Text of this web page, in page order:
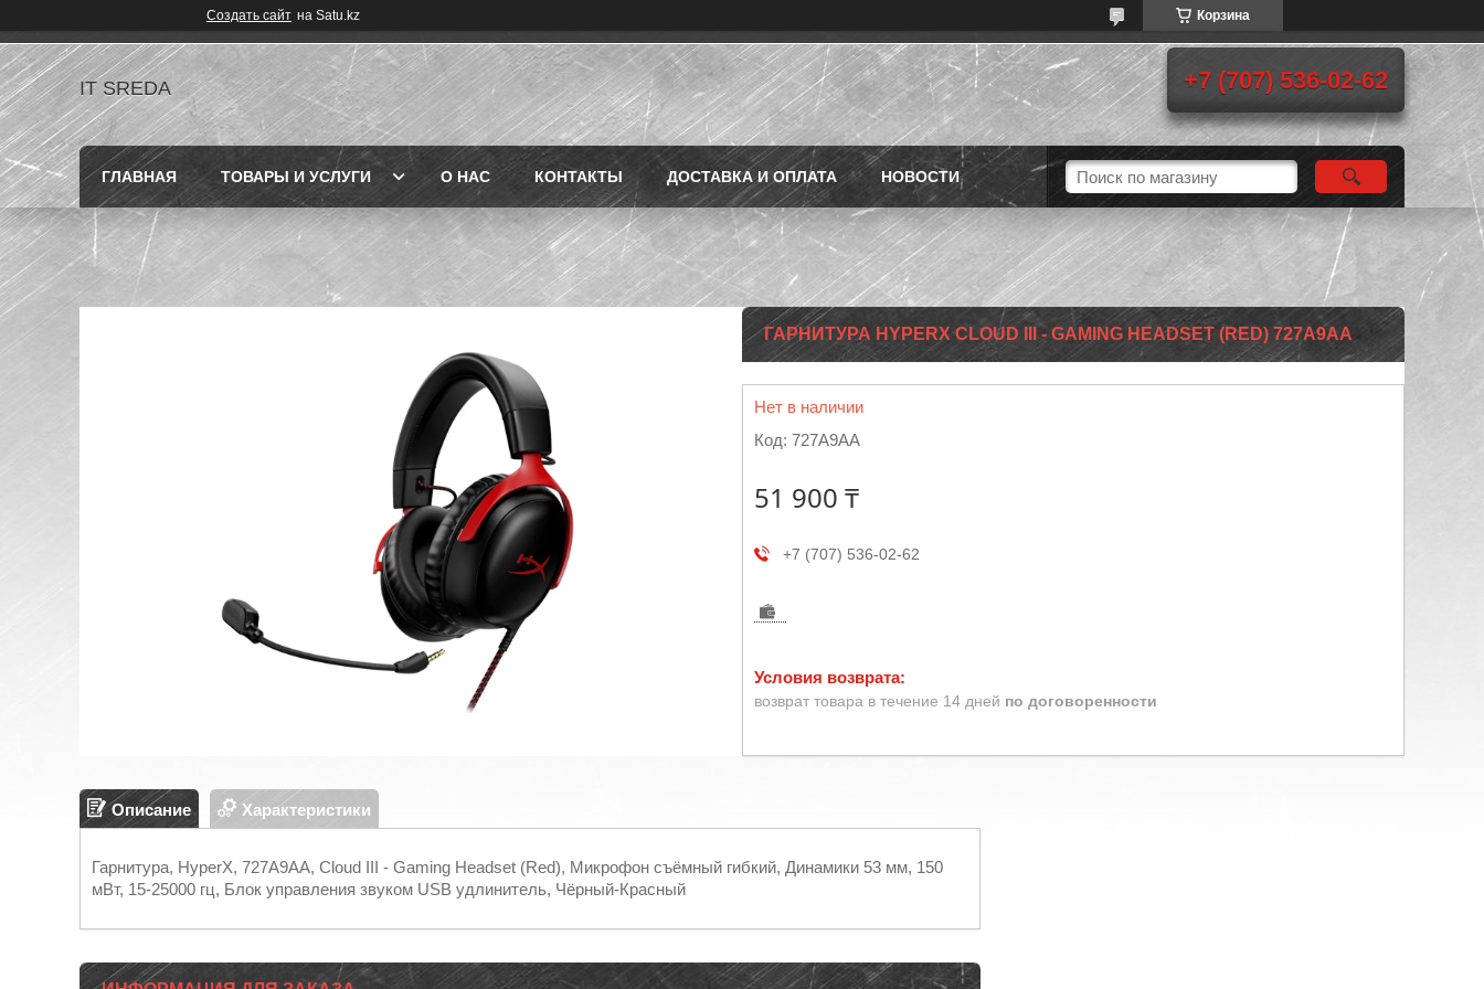
Создать сайт на Satu.kz Корзина
IT SREDA +7 (707) 536-02-62
ГЛАВНАЯ ТОВАРЫ И УСЛУГИ О НАС КОНТАКТЫ ДОСТАВКА И ОПЛАТА НОВОСТИ
ГАРНИТУРА HYPERX CLOUD III - GAMING HEADSET (RED) 727A9AA
Нет в наличии
Код: 727A9AA
51 900 ₸
+7 (707) 536-02-62
возврат товара в течение 14 дней по договоренности
Описание Характеристики
Гарнитура, HyperX, 727A9AA, Cloud III - Gaming Headset (Red), Микрофон съёмный гибкий, Динамики 53 мм, 150
мВт, 15-25000 гц, Блок управления звуком USB удлинитель, Чёрный-Красный